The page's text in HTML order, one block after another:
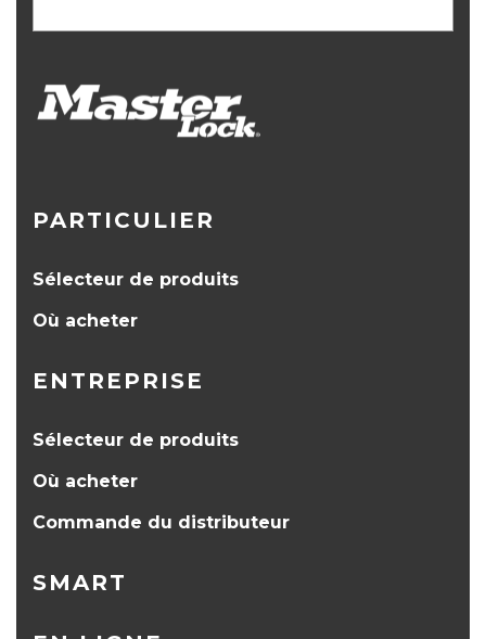
PARTICULIER
Sélecteur de produits
Où acheter
ENTREPRISE
Sélecteur de produits
Où acheter
Commande du distributeur
SMART